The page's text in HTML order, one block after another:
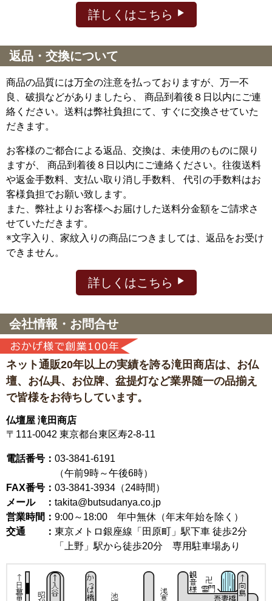
詳しくはこちら
返品・交換について
商品の品質には万全の注意を払っておりますが、万一不
良、破損などがありましたら、 商品到着後８日以内にご連
絡ください。送料は弊社負担にて、すぐに交換させていた
だきます。
お客様のご都合による返品、交換は、未使用のものに限り
ますが、
商品到着後８日以内にご連絡ください。往復送料
や返金手数料、支払い取り消し手数料、 代引の手数料はお
客様負担でお願い致します。
また、弊社よりお客様へお届けした送料分金額をご請求さ
せていただきます。
※文字入り、家紋入りの商品につきましては、返品をお受け
できません。
詳しくはこちら
会社情報・お問合せ
ネット通販20年以上の実績を誇る滝田商店は、 お仏
壇、お仏具、お位牌、盆提灯など業界随一の品揃え
で皆様をお待ちしています。
仏壇屋 滝田商店
〒111-0042 東京都台東区寿2-8-11
電話番号： 03-3841-6191
（午前9時～午後6時）
FAX番号： 03-3841-3934（24時間）
メール ： takita@butsudanya.co.jp
営業時間： 9:00～18:00 年中無休（年末年始を除く）
交通 ： 東京メトロ銀座線「田原町」駅下車 徒歩2分
「上野」駅から徒歩20分 専用駐車場あり